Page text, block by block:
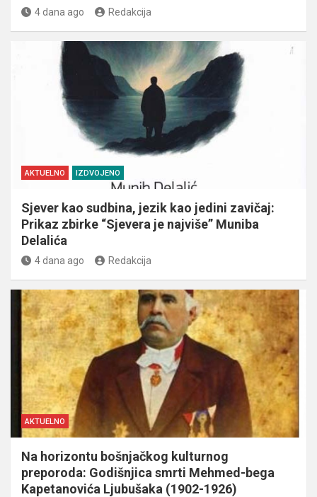
4 dana ago Redakcija
AKTUELNO IZDVOJENO
Sjever kao sudbina, jezik kao jedini zavičaj:
Prikaz zbirke “Sjevera je najviše” Muniba
Delalića
4 dana ago Redakcija
AKTUELNO
Na horizontu bošnjačkog kulturnog
preporoda: Godišnjica smrti Mehmed-bega
Kapetanovića Ljubušaka (1902-1926)